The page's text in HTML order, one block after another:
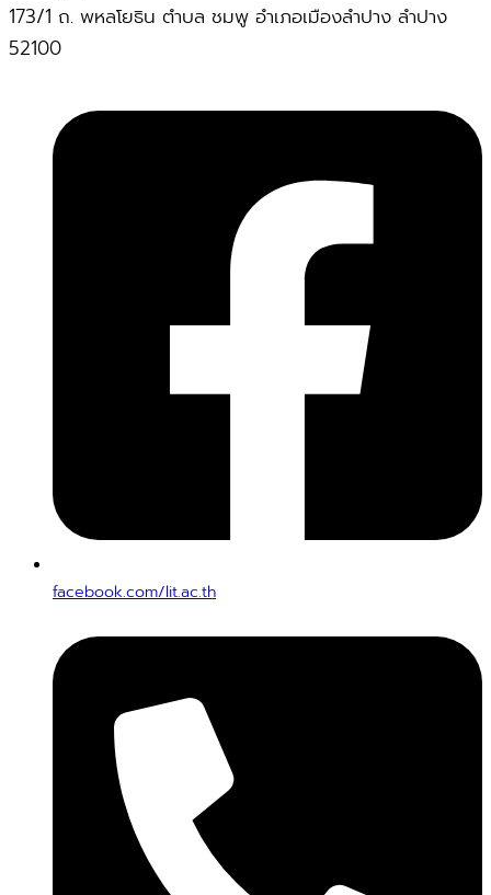
173/1 ถ. พหลโยธิน ตำบล ชมพู อำเภอเมืองลำปาง ลำปาง
52100
facebook.com/lit.ac.th